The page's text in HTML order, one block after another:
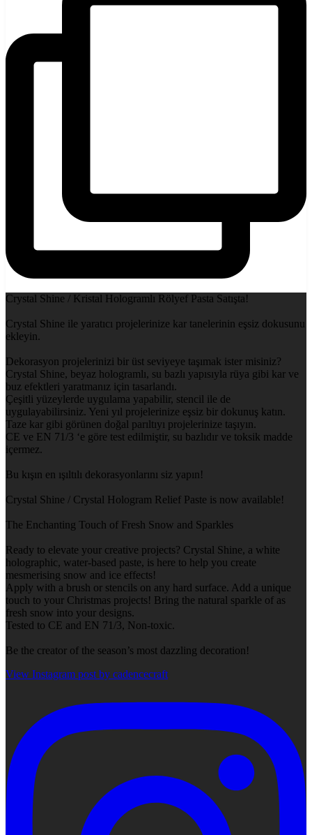
Crystal Shine / Kristal Hologramlı Rölyef Pasta Satışta!
Crystal Shine ile yaratıcı projelerinize kar tanelerinin eşsiz dokusunu
ekleyin.
Dekorasyon projelerinizi bir üst seviyeye taşımak ister misiniz?
Crystal Shine, beyaz hologramlı, su bazlı yapısıyla rüya gibi kar ve
buz efektleri yaratmanız için tasarlandı.
Çeşitli yüzeylerde uygulama yapabilir, stencil ile de
uygulayabilirsiniz. Yeni yıl projelerinize eşsiz bir dokunuş katın.
Taze kar gibi görünen doğal parıltıyı projelerinize taşıyın.
CE ve EN 71/3 ‘e göre test edilmiştir, su bazlıdır ve toksik madde
içermez.
Bu kışın en ışıltılı dekorasyonlarını siz yapın!
Crystal Shine / Crystal Hologram Relief Paste is now available!
The Enchanting Touch of Fresh Snow and Sparkles
Ready to elevate your creative projects? Crystal Shine, a white
holographic, water-based paste, is here to help you create
mesmerising snow and ice effects!
Apply with a brush or stencils on any hard surface. Add a unique
touch to your Christmas projects! Bring the natural sparkle of as
fresh snow into your designs.
Tested to CE and EN 71/3, Non-toxic.
Be the creator of the season’s most dazzling decoration!
View Instagram post by cadencecraft